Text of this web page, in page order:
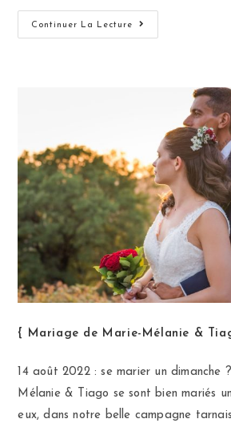
Continuer La Lecture
{ Mariage de Marie-Mélanie &
14 août 2022 : se marier un dimanche
Mélanie & Tiago se sont bien mariés
eux, dans notre belle campagne